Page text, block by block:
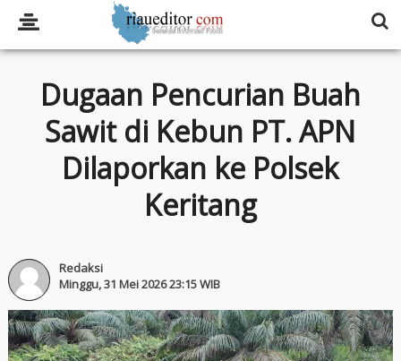
Dugaan Pencurian Buah
Sawit di Kebun PT. APN
Dilaporkan ke Polsek
Keritang
Redaksi
Minggu, 31 Mei 2026 23:15 WIB